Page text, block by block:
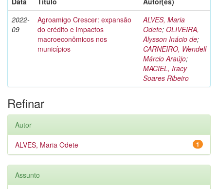
2022-
09
Agroamigo Crescer: expansão
do crédito e impactos
macroeconômicos nos
municípios
ALVES, Maria
Odete; OLIVEIRA,
Alysson Inácio de;
CARNEIRO, Wendell
Márcio Araújo;
MACIEL, Iracy
Soares Ribeiro
Refinar
Autor
1
ALVES, Maria Odete
Assunto